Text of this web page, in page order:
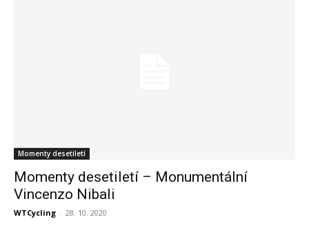
Momenty desetiletí
Momenty desetiletí – Monumentální
Vincenzo Nibali
WTCycling - 28. 10. 2020